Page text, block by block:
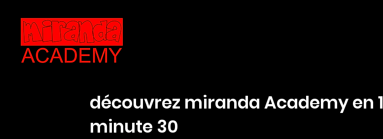
découvrez miranda Academy en 1
minute 30